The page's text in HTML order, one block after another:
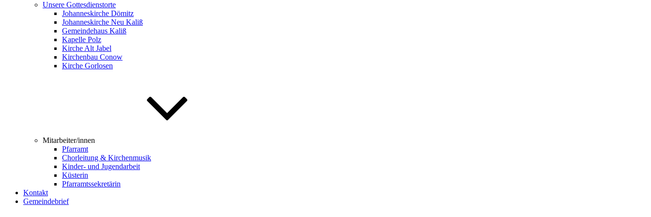
Unsere Gottesdienstorte
Johanneskirche Dömitz
Johanneskirche Neu Kaliß
Gemeindehaus Kaliß
Kapelle Polz
Kirche Alt Jabel
Kirchenbau Conow
Kirche Gorlosen
Mitarbeiter/innen
Pfarramt
Chorleitung & Kirchenmusik
Kinder- und Jugendarbeit
Küsterin
Pfarramtssekretärin
Kontakt
Gemeindebrief